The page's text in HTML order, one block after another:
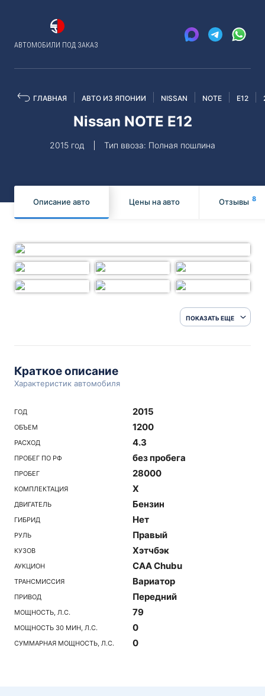
АВТОМОБИЛИ ПОД ЗАКАЗ
ГЛАВНАЯ АВТО ИЗ ЯПОНИИ NISSAN NOTE E12
Nissan NOTE E12
2015 год Тип ввоза: Полная пошлина
Описание авто Цены на авто Отзывы 8
ПОКАЗАТЬ ЕЩЕ
Краткое описание
Характеристик автомобиля
ГОД 2015
ОБЪЕМ 1200
РАСХОД 4.3
ПРОБЕГ ПО РФ без пробега
ПРОБЕГ 28000
КОМПЛЕКТАЦИЯ X
ДВИГАТЕЛЬ Бензин
ГИБРИД Нет
РУЛЬ Правый
КУЗОВ Хэтчбэк
АУКЦИОН CAA Chubu
ТРАНСМИССИЯ Вариатор
ПРИВОД Передний
МОЩНОСТЬ, Л.С. 79
МОЩНОСТЬ 30 МИН, Л.С. 0
СУММАРНАЯ МОЩНОСТЬ, Л.С. 0